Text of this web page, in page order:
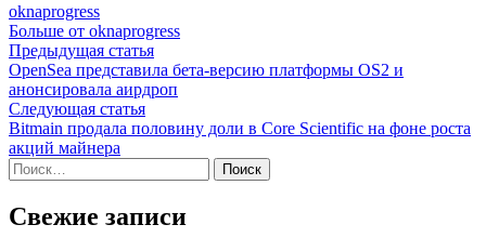
oknaprogress
Больше от oknaprogress
Навигация
по
записям
Предыдущая статьяПредыдущая
статья:
OpenSea представила бета-версию платформы OS2 и
анонсировала аирдроп
Следующая статьяСледующая
статья:
Bitmain продала половину доли в Core Scientific на фоне роста
акций майнера
Найти:
Свежие записи